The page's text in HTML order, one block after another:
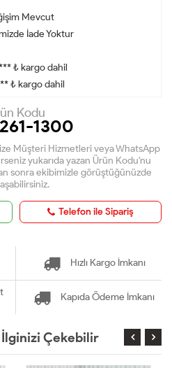
Mevcut
İade Yoktur
₺ kargo dahil
₺ kargo dahil
Kodu
1300
Müşteri Hizmetleri veya WhatsApp
yukarıda yazan Ürün Kodu'nu
sonra ekibimizle görüştüğünüzde
Telefon ile Sipariş
Hızlı Kargo İmkanı
Kapıda Ödeme İmkanı
Çekebilir